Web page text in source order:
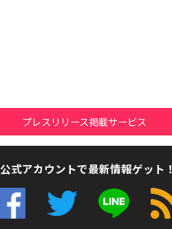
プレスリリース掲載サービス
公式アカウントで最新情報ゲット！